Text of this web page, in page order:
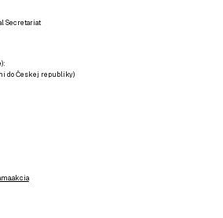
Secretariat
do Českej republiky)